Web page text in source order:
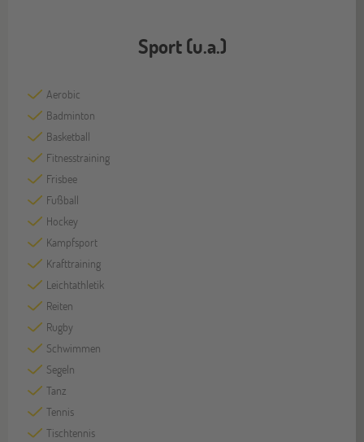
Sport (u.a.)
Aerobic
Badminton
Basketball
Fitnesstraining
Frisbee
Fußball
Hockey
Kampfsport
Krafttraining
Leichtathletik
Reiten
Rugby
Schwimmen
Segeln
Tanz
Tennis
Tischtennis